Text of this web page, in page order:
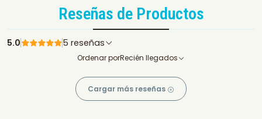
Reseñas de Productos
5.0 5 reseñas
Ordenar porRecién llegados
Cargar más reseñas